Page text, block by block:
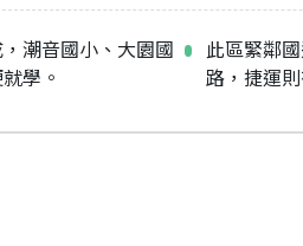
潮音國小、大園國
學。
此區緊鄰
路，捷運